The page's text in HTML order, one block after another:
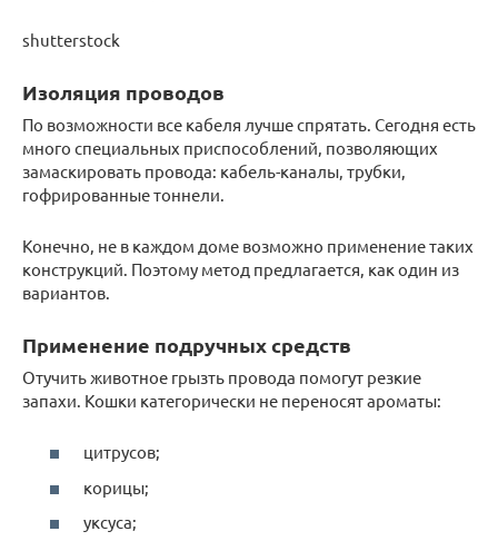
shutterstock
Изоляция проводов
По возможности все кабеля лучше спрятать. Сегодня есть
много специальных приспособлений, позволяющих
замаскировать провода: кабель-каналы, трубки,
гофрированные тоннели.
Конечно, не в каждом доме возможно применение таких
конструкций. Поэтому метод предлагается, как один из
вариантов.
Применение подручных средств
Отучить животное грызть провода помогут резкие
запахи. Кошки категорически не переносят ароматы:
цитрусов;
корицы;
уксуса;